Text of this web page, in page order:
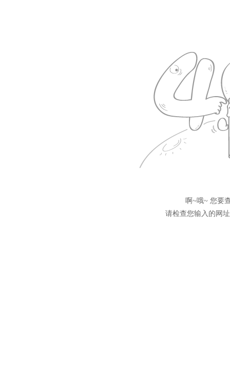
啊~哦~ 您要
请检查您输入的网